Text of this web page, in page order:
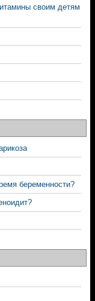
своим детям
беременности?